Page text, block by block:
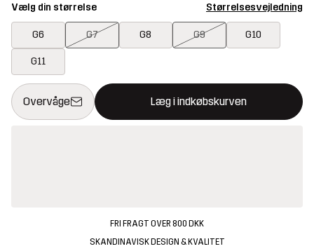
Vælg din størrelse Størrelsesvejledning
G6 G7 G8 G9 G10
G11
Overvåge Læg i indkøbskurven
Denne knap åbner en modal, der bekræfter en ny vare i
{{size}} ikke tilgængelig
FRI FRAGT OVER 800 DKK
SKANDINAVISK DESIGN & KVALITET